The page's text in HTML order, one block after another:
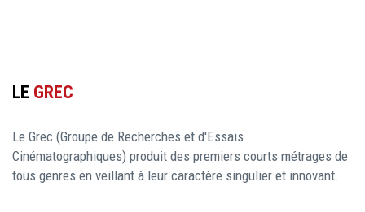
LE GREC
Le Grec (Groupe de Recherches et d'Essais
Cinématographiques) produit des premiers courts métrages de
tous genres en veillant à leur caractère singulier et innovant.